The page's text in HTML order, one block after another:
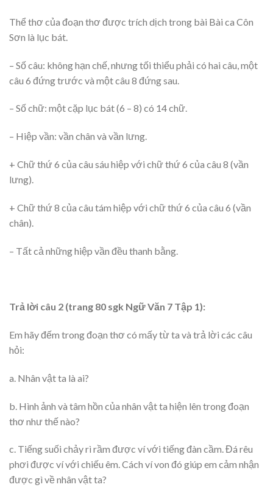
Thể thơ của đoạn thơ được trích dịch trong bài Bài ca Côn
Sơn là lục bát.
– Số câu: không hạn chế, nhưng tối thiểu phải có hai câu, một
câu 6 đứng trước và một câu 8 đứng sau.
– Số chữ: một cặp lục bát (6 – 8) có 14 chữ.
– Hiệp vần: vần chân và vần lưng.
+ Chữ thứ 6 của câu sáu hiệp với chữ thứ 6 của câu 8 (vần
lưng).
+ Chữ thứ 8 của câu tám hiệp với chữ thứ 6 của câu 6 (vần
chân).
– Tất cả những hiệp vần đều thanh bằng.
Trả lời câu 2 (trang 80 sgk Ngữ Văn 7 Tập 1):
Em hãy đếm trong đoạn thơ có mấy từ ta và trả lời các câu
hỏi:
a. Nhân vật ta là ai?
b. Hình ảnh và tâm hồn của nhân vật ta hiện lên trong đoạn
thơ như thế nào?
c. Tiếng suối chảy rì rầm được ví với tiếng đàn cầm. Đá rêu
phơi được ví với chiếu êm. Cách ví von đó giúp em cảm nhận
được gì về nhân vật ta?